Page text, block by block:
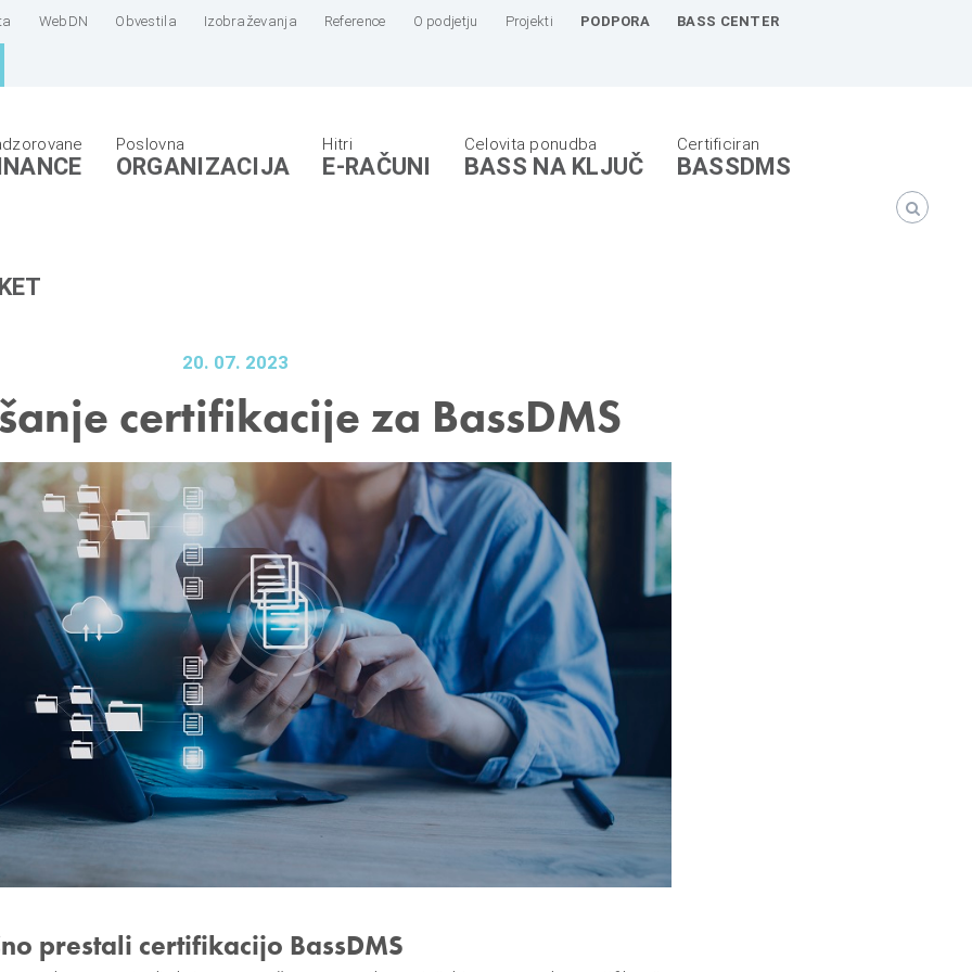
WebDN Obvestila Izobraževanja Reference O podjetju Projekti PODPORA BASS CENTER
ORGANIZACIJA E-RAČUNI BASS NA KLJUČ BASSDMS
20. 07. 2023
certifikacije za BassDMS
prestali certifikacijo BassDMS